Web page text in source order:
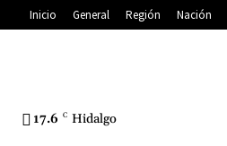
Inicio General Región Nación
17.6 C Hidalgo